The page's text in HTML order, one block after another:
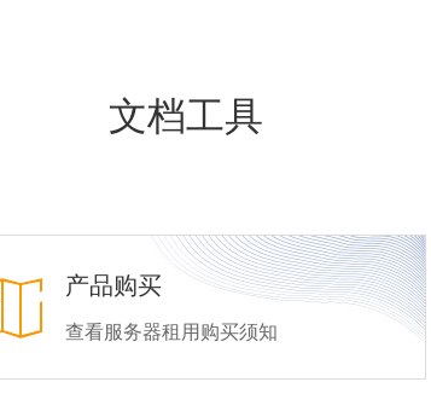
文档工具
产品购买
查看服务器租用购买须知